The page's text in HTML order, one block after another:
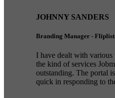
JOHNNY SANDERS
Branding Manager -
I have dealt with
the kind of services
outstanding. The portal
quick in responding to